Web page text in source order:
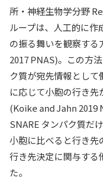
所・神経生物学分野
ループは、人工的に
の振る舞いを観察す
2017 PNAS)。この方
ク質が宛先情報として
に応じて小胞の行き
(Koike and Jahn 2019
SNARE タンパク質だ
小胞に比べると行き先
行き先決定に関与する
た。